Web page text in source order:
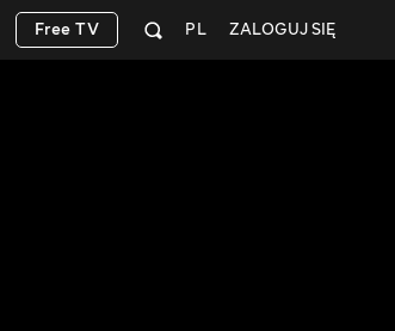
ZALOGUJ SIĘ
PL
Free TV